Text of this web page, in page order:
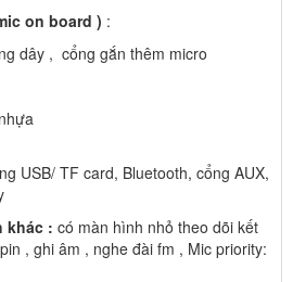
on board ) :
dây , cổng gắn thêm micro
USB/ TF card, Bluetooth, cổng AUX,
khác : có màn hình nhỏ theo dõi kết
, ghi âm , nghe đài fm , Mic priority: